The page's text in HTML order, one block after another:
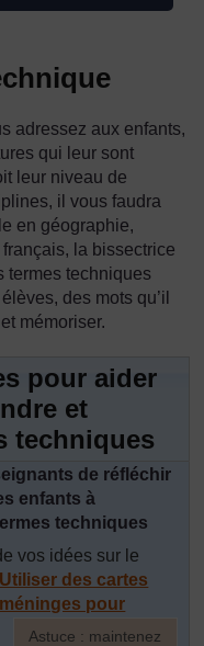
adressez aux enfants,
qui leur sont
leur niveau de
il vous faudra
en géographie,
français, la bissectrice
termes techniques
des mots qu’il
mémoriser.
pour aider
et
techniques
de réfléchir
enfants à
techniques
vos idées sur le
des cartes
pour
[Astuce : maintenez